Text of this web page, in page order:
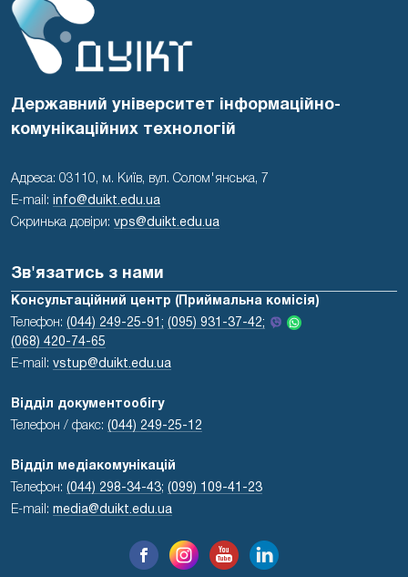
Державний університет інформаційно-
комунікаційних технологій
Адреса: 03110, м. Київ, вул. Солом'янська, 7
E-mail: info@duikt.edu.ua
Скринька довіри: vps@duikt.edu.ua
Зв'язатись з нами
Консультаційний центр (Приймальна комісія)
Телефон: (044) 249-25-91; (095) 931-37-42;
(068) 420-74-65
E-mail: vstup@duikt.edu.ua
Відділ документообігу
Телефон / факс: (044) 249-25-12
Відділ медіакомунікацій
Телефон: (044) 298-34-43; (099) 109-41-23
E-mail: media@duikt.edu.ua